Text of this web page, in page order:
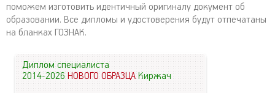
поможем изготовить идентичный оригиналу документ об
образовании. Все дипломы и удостоверения будут отпечатаны
на бланках ГОЗНАК.
Диплом специалиста
2014-2026НОВОГО ОБРАЗЦАКиржач